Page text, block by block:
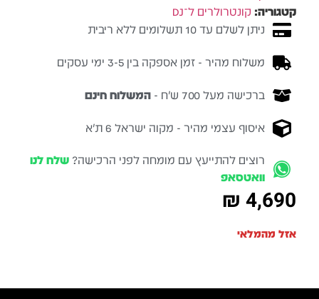
קטגוריה: קונטרולרים ל־DJ
ניתן לשלם עד 10 תשלומים ללא ריבית
משלוח מהיר - זמן אספקה בין 3-5 ימי עסקים
ברכישה מעל 700 ש״ח - המשלוח חינם
איסוף עצמי מהיר - מקוה ישראל 6 ת״א
רוצים להתייעץ עם מומחה לפני הרכישה? שלח לנו
וואטסאפ
₪ 4,690
אזל מהמלאי